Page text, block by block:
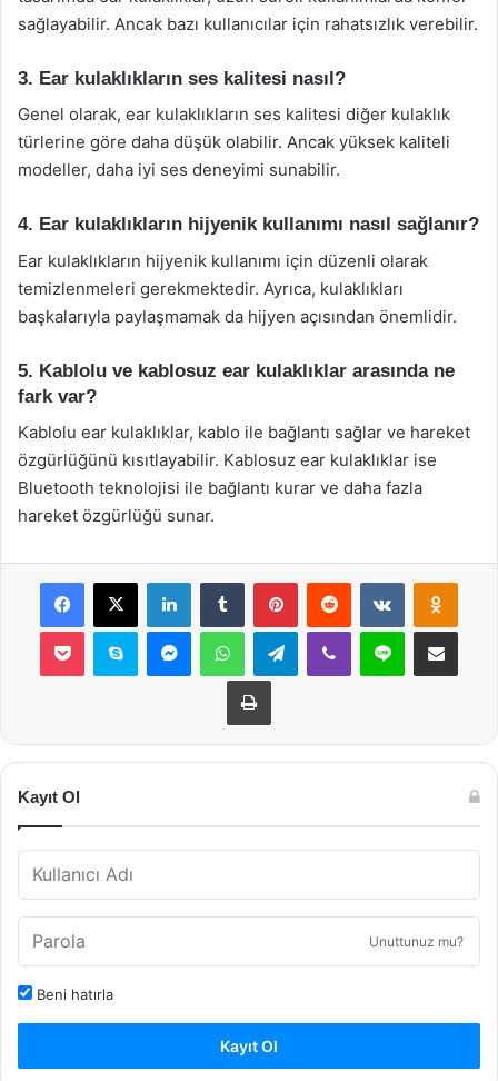
sağlayabilir. Ancak bazı kullanıcılar için rahatsızlık verebilir.
3. Ear kulaklıkların ses kalitesi nasıl?
Genel olarak, ear kulaklıkların ses kalitesi diğer kulaklık
türlerine göre daha düşük olabilir. Ancak yüksek kaliteli
modeller, daha iyi ses deneyimi sunabilir.
4. Ear kulaklıkların hijyenik kullanımı nasıl sağlanır?
Ear kulaklıkların hijyenik kullanımı için düzenli olarak
temizlenmeleri gerekmektedir. Ayrıca, kulaklıkları
başkalarıyla paylaşmamak da hijyen açısından önemlidir.
5. Kablolu ve kablosuz ear kulaklıklar arasında ne
fark var?
Kablolu ear kulaklıklar, kablo ile bağlantı sağlar ve hareket
özgürlüğünü kısıtlayabilir. Kablosuz ear kulaklıklar ise
Bluetooth teknolojisi ile bağlantı kurar ve daha fazla
hareket özgürlüğü sunar.
Facebook
X LinkedInTumblr PinterestReddit VKontakte
Pocket Skype MessengerWhatsAppTelegramViber Line E-Posta ile
Yazdır
Kayıt Ol
Unuttunuz mu?
Beni hatırla
Kayıt Ol